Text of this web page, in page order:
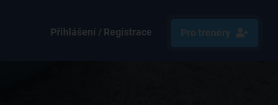
Přihlášení / Registrace Pro trenéry